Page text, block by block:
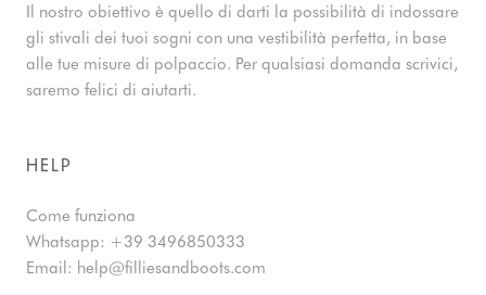
Il nostro obiettivo è quello di darti la possibilità di indossare
gli stivali dei tuoi sogni con una vestibilità perfetta, in base
alle tue misure di polpaccio. Per qualsiasi domanda scrivici,
saremo felici di aiutarti.
HELP
Come funziona
Whatsapp: +39 3496850333
Email: help@filliesandboots.com